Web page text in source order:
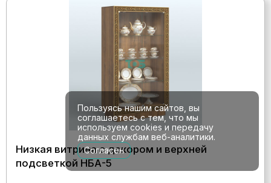
Низкая витрина с декором и верхней
подсветкой НБА-5
Пользуясь нашим сайтов, вы
соглашаетесь с тем, что мы
используем cookies и передачу
данных службам веб-аналитики.
Согласен